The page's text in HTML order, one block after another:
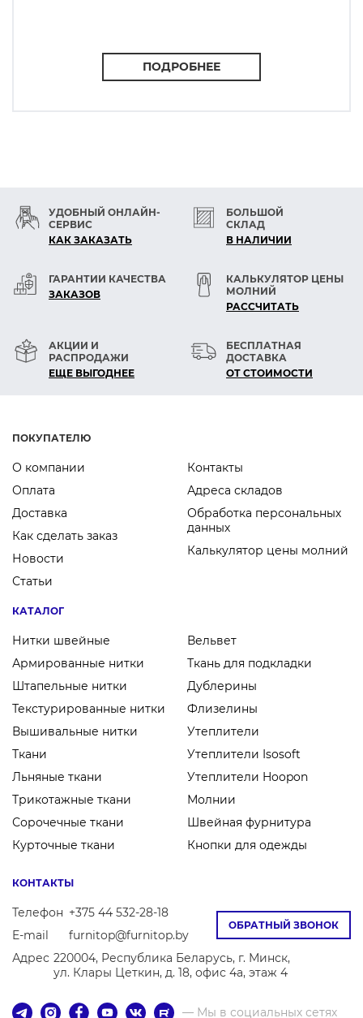
ПОДРОБНЕЕ
УДОБНЫЙ ОНЛАЙН-
СЕРВИС
КАК ЗАКАЗАТЬ
БОЛЬШОЙ
СКЛАД
В НАЛИЧИИ
ГАРАНТИИ КАЧЕСТВА
ЗАКАЗОВ
КАЛЬКУЛЯТОР ЦЕНЫ
МОЛНИЙ
РАСCЧИТАТЬ
АКЦИИ И
РАСПРОДАЖИ
ЕЩЕ ВЫГОДНЕЕ
БЕСПЛАТНАЯ
ДОСТАВКА
ОТ СТОИМОСТИ
ПОКУПАТЕЛЮ
О компании
Оплата
Доставка
Как сделать заказ
Новости
Статьи
Контакты
Адреса складов
Обработка персональных
данных
Калькулятор цены молний
КАТАЛОГ
Нитки швейные
Армированные нитки
Штапельные нитки
Текстурированные нитки
Вышивальные нитки
Ткани
Льняные ткани
Трикотажные ткани
Сорочечные ткани
Курточные ткани
Вельвет
Ткань для подкладки
Дублерины
Флизелины
Утеплители
Утеплители Isosoft
Утеплители Hoopon
Молнии
Швейная фурнитура
Кнопки для одежды
ОБРАТНЫЙ ЗВОНОК
КОНТАКТЫ
Телефон +375 44 532-28-18
E-mail
furnitop@furnitop.by
Адрес 220004, Республика Беларусь, г. Минск,
ул. Клары Цеткин, д. 18, офис 4а, этаж 4
— Мы в социальных сетях